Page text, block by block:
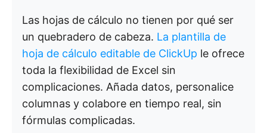
Las hojas de cálculo no tienen por qué ser
un quebradero de cabeza. La plantilla de
hoja de cálculo editable de ClickUp le ofrece
toda la flexibilidad de Excel sin
complicaciones. Añada datos, personalice
columnas y colabore en tiempo real, sin
fórmulas complicadas.